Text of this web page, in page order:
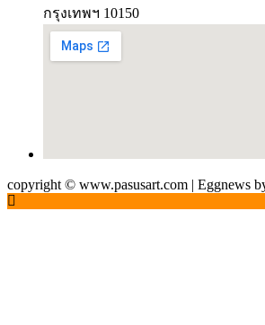
กรุงเทพฯ 10150
copyright © www.pasusart.com | Eggnews